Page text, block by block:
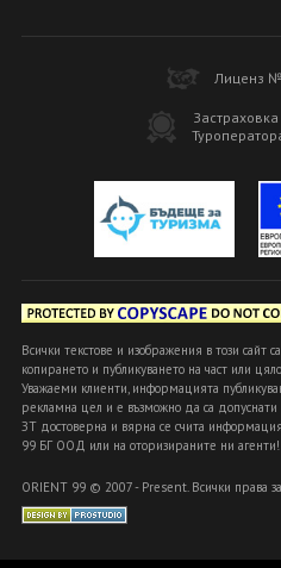
Лиценз
Всички текстове и изображения в този сайт
копирането и публикуването на част или
Уважаеми клиенти, информацията
рекламна цел и е възможно да са допуснати
ЗТ достоверна и вярна се счита
99 БГ ООД или на оторизираните ни агенти!
ORIENT 99 © 2007 - Present. Всички права